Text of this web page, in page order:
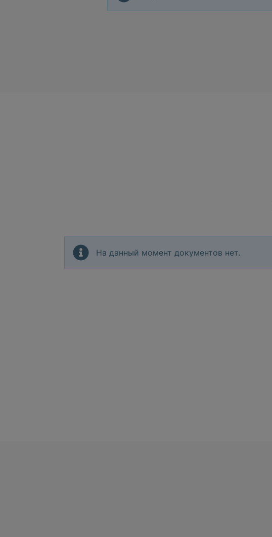
На данный момент документов нет.